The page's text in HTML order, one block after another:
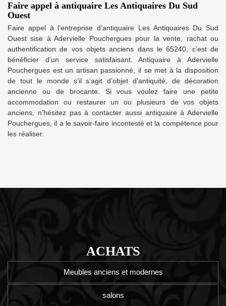
Faire appel à antiquaire Les Antiquaires Du Sud
Ouest
Faire appel à l’entreprise d’antiquaire Les Antiquaires Du Sud
Ouest sise à Adervielle Pouchergues pour la vente, rachat ou
authentification de vos objets anciens dans le 65240, c’est de
bénéficier d’un service satisfaisant. Antiquaire à Adervielle
Pouchergues est un artisan passionné, il se met à la disposition
de tout le monde s’il s’agit d’objet d’antiquité, de décoration
ancienne ou de brocante. Si vous voulez faire une petite
accommodation ou restaurer un ou plusieurs de vos objets
anciens, n’hésitez pas à contacter aussi antiquaire à Adervielle
Pouchergues, il a le savoir-faire incontesté et la compétence pour
les réaliser.
ACHATS
Meubles anciens et modernes
salons